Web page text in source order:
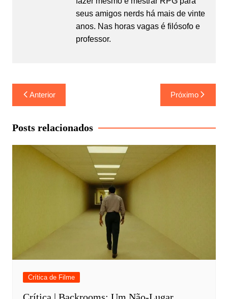
seus amigos nerds há mais de vinte
anos. Nas horas vagas é filósofo e
professor.
Navegação
de
Post
Anterior Próximo
Posts relacionados
Crítica de Filme